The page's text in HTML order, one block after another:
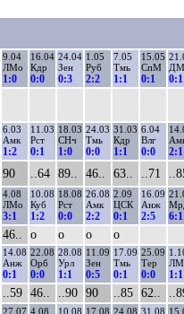
9.04
ЛМо
1:0
16.04
Кдр
0:0
24.04
Зен
0:3
1.05
Руб
2:2
7.05
Тмь
1:1
15.05
СпМ
0:1 0:1
6.03
Амк
1:2
11.03
Рст
0:1
18.03
СНч
1:0
24.03
Тмь
0:0
31.03
Кдр
1:1
6.04
Влг
0:0 2:1
90 ..64 89.. 46.. 63.. ..71
4.08
ЛМо
3:1
10.08
Куб
1:2
18.08
Рст
0:0
26.08
Амк
2:2
2.09
ЦСК
0:1
16.09
Анж
2:5 6:1
46.. о о о о
14.08
Анж
0:1
22.08
Орб
0:0
28.08
Урл
1:1
11.09
Зен
0:5
17.09
Тмь
0:1
25.09
Тер
0:0 1:1
..59 46.. ..90 90 ..85 62..
27.07 4.08 10.08 17.08 24.08 31.08